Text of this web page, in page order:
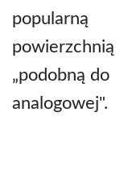
popularną
powierzchnią
„podobną do
analogowej".